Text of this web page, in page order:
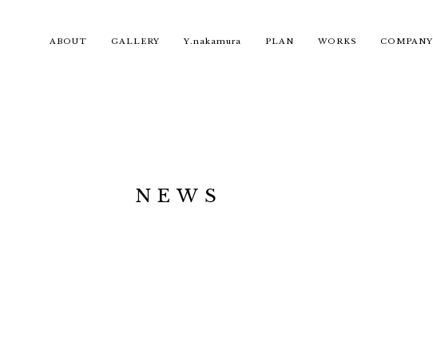
ABOUT GALLERY Y.nakamura PLAN WORKS COMPANY
NEWS